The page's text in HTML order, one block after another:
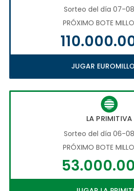
Sorteo del día 07-
PRÓXIMO BOTE
JUGAR
LA PRIMITIVA
Sorteo del día 06-
PRÓXIMO BOTE